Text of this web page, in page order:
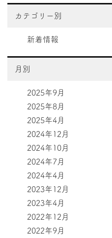
カテゴリー別
新着情報
月別
2025年9月
2025年8月
2025年4月
2024年12月
2024年10月
2024年7月
2024年4月
2023年12月
2023年4月
2022年12月
2022年9月